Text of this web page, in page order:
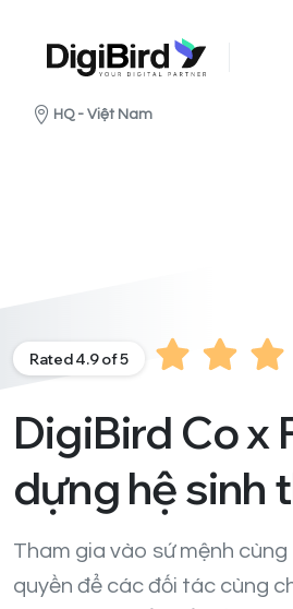
HQ - Việt Nam
Rated 4.9 of 5
DigiBird Co x
dựng hệ sinh
Tham gia vào sứ mệnh
quyền để các đối tác cùng